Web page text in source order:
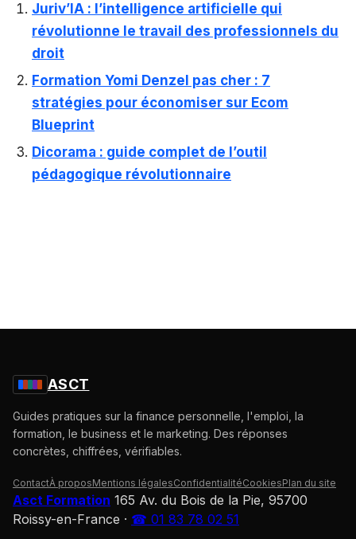
Juriv’IA : l’intelligence artificielle qui
révolutionne le travail des professionnels du
droit
Formation Yomi Denzel pas cher : 7
stratégies pour économiser sur Ecom
Blueprint
Dicorama : guide complet de l’outil
pédagogique révolutionnaire
ASCT
Guides pratiques sur la finance personnelle, l'emploi, la
formation, le business et le marketing. Des réponses
concrètes, chiffrées, vérifiables.
ContactÀ proposMentions légalesConfidentialitéCookiesPlan du site
Asct Formation 165 Av. du Bois de la Pie, 95700
Roissy-en-France · ☎ 01 83 78 02 51